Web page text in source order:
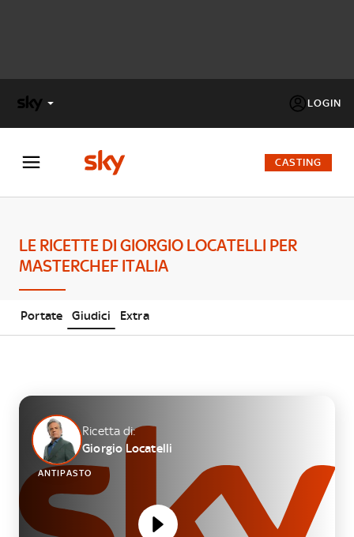
LOGIN
FACTOR
PECHINO
PROGRAMMI SKY
Un mondo di offerte:
SKY.IT
CASTING
LE RICETTE DI GIORGIO LOCATELLI PER
MASTERCHEF ITALIA
Portate Giudici Extra
Ricetta di:
Giorgio Locatelli
ANTIPASTO